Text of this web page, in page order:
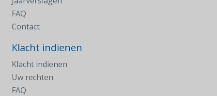
FAQ
Contact
Klacht indienen
Klacht indienen
Uw rechten
FAQ